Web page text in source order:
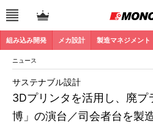
組み込み開発 メカ設計 製造マネジメント
ニュース
3Dプリンタを活用し、廃プ
博」の演台／司会者台を製
サステナブル設計